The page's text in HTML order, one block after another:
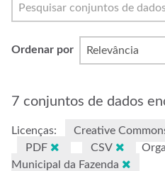
Ordenar por
7 conjuntos de dados
Licenças: Creative
PDF
CSV
Municipal da Fazenda